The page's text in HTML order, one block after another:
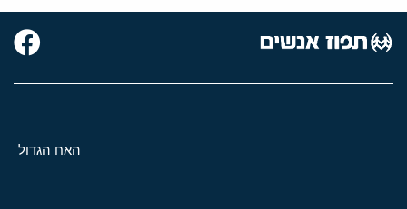
האח הגדול